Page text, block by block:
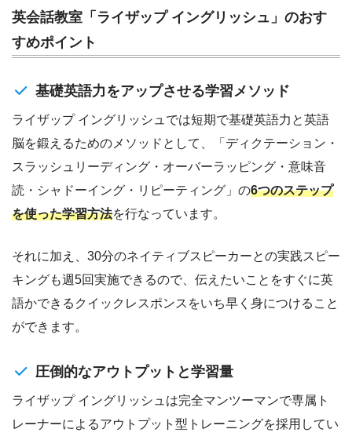
英会話教室「ライザップ イングリッシュ」のおす
すめポイント
基礎英語力をアップさせる学習メソッド
ライザップ イングリッシュでは短期で基礎英語力と英語
脳を鍛えるためのメソッドとして、「ディクテーション・
スラッシュリーディング・オーバーラッピング・意味音
読・シャドーイング・リピーティング」の6つのステップ
を使った学習方法を行なっています。
それに加え、30分のネイティブスピーカーとの実践スピー
キングも週5回実施できるので、伝えたいことをすぐに英
語かできるクイックレスポンスをいち早く身につけること
ができます。
圧倒的なアウトプットと学習量
ライザップ イングリッシュは完全マンツーマンで専属ト
レーナーによるアウトプット型トレーニングを採用してい